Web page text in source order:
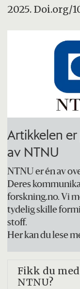
2025. Doi.org/
Artikkelen
av NTNU
NTNU er én av
Deres
forskning.no. Vi
tydelig skille
stoff.
Her kan du lese
Fikk du
NTNU?